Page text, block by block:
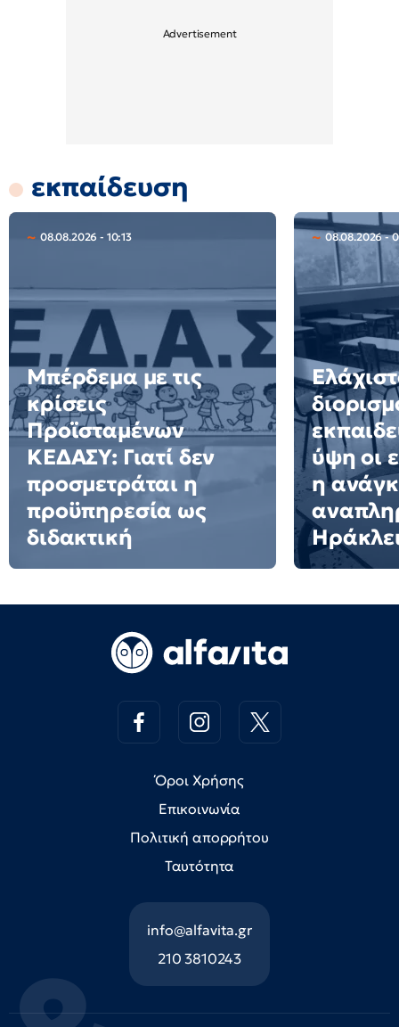
εκπαίδευση
08.08.2026 - 10:13
Μπέρδεμα με τις
κρίσεις
Προϊσταμένων
ΚΕΔΑΣΥ: Γιατί δεν
προσμετράται η
προϋπηρεσία ως
διδακτική
08.08.2026 -
ύψη οι
η
Όροι Χρήσης
Επικοινωνία
Πολιτική απορρήτου
Ταυτότητα
info@alfavita.gr
210 3810243